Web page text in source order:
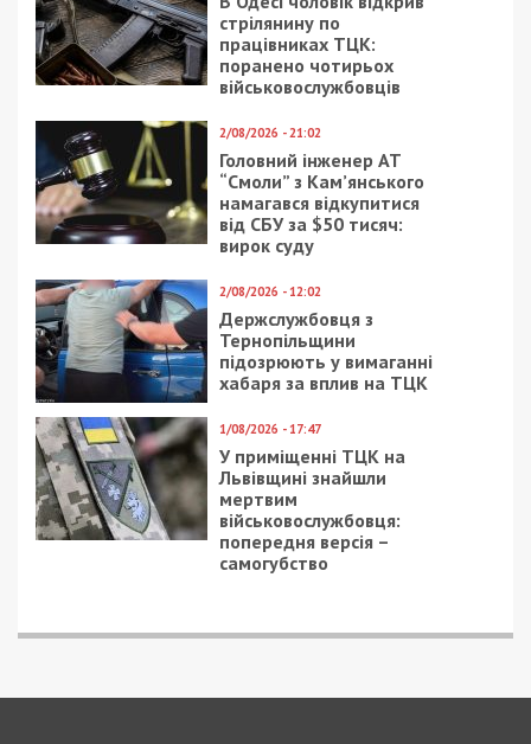
7/08/2026 - 13:30
Лікар з Дніпропетровщини організував схему